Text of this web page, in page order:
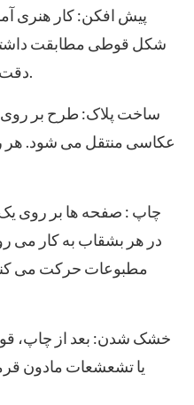
پیش افکن: کار هنری
شکل قوطی مطابقت
دقت و هر متن یا گرافیکی می شود.
ساخت پلاک: طرح بر روی
عکاسی منتقل می شود. هر
چاپ : صفحه ها بر روی
در هر بشقاب به کار می
مطبوعات حرکت می
خشک شدن: بعد از چاپ،
یا تشعشعات مادون